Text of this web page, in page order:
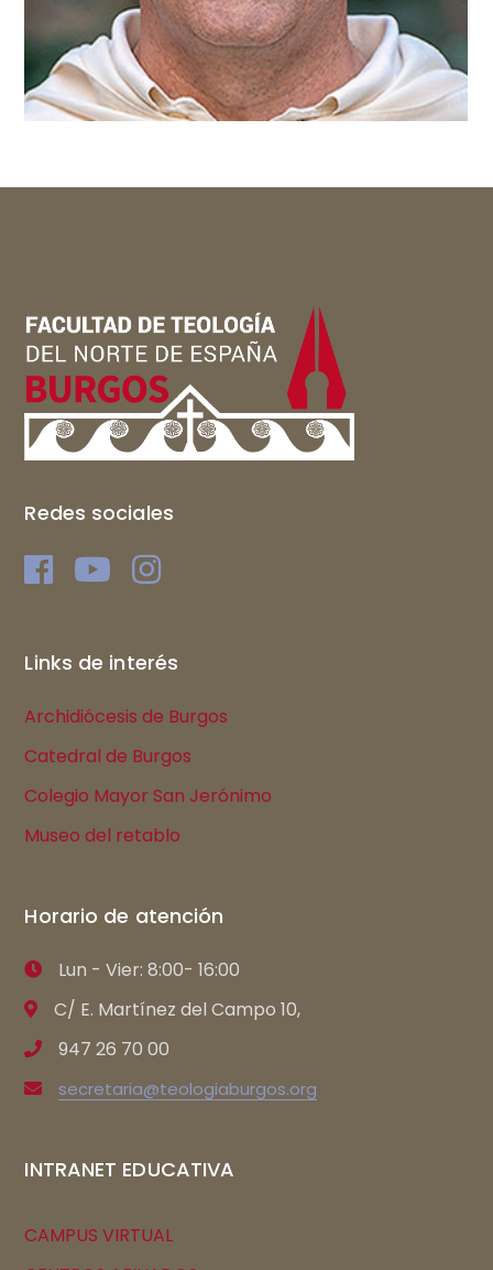
Redes sociales
Links de interés
Archidiócesis de Burgos
Catedral de Burgos
Colegio Mayor San Jerónimo
Museo del retablo
Horario de atención
Lun - Vier: 8:00- 16:00
C/ E. Martínez del Campo 10,
947 26 70 00
secretaria@teologiaburgos.org
INTRANET EDUCATIVA
CAMPUS VIRTUAL